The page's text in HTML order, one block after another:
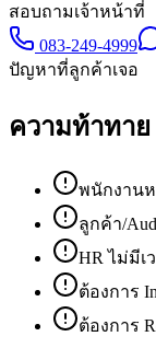
สอบถามเจ้าหน้าที่
083-249-4999
ปัญหาที่ลูกค้าเจอ
ความท้าทาย
พนักงาน
ลูกค้า/
HR ไม่มีเ
ต้องการ
ต้องการ